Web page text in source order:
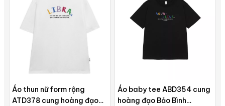
Áo thun nữ form rộng
ATD378 cung hoàng đạo
Áo baby tee ABD354 cung
hoàng đạo Bảo Bình